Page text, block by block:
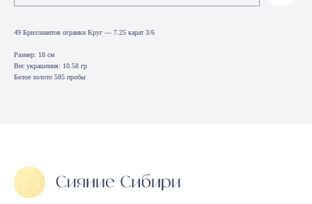
49 Бриллиантов огранки Круг — 7.25 карат 3/6
Размер: 18 см
Вес украшения: 10.58 гр
Белое золото 585 пробы